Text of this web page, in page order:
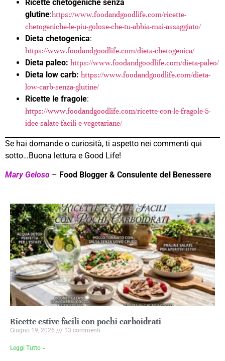
Ricette chetogeniche senza
glutine:https://www.foodandgoodlife.com/ricette-
chetogeniche-le-piu-golose-che-tu-abbia-mai-assaggiato/
Dieta chetogenica:
https://www.foodandgoodlife.com/dieta-chetogenica/
Dieta paleo: https://www.foodandgoodlife.com/dieta-paleo/
Dieta low carb: https://www.foodandgoodlife.com/dieta-
low-carb-senza-glutine/
Ricette le fragole:
https://www.foodandgoodlife.com/ricette-con-le-fragole-5-
idee-salate-facili-e-vegetariane/
Se hai domande o curiosità, ti aspetto nei commenti qui
sotto…Buona lettura e Good Life!
Mary Geloso – Food Blogger & Consulente del Benessere
Ricette estive facili con pochi carboidrati
Giugno 19, 2026 13 commenti
Leggi Tutto »